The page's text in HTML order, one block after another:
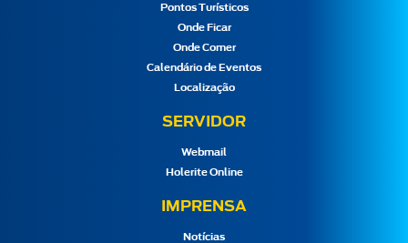
Pontos Turísticos
Onde Ficar
Onde Comer
Calendário de Eventos
Localização
SERVIDOR
Webmail
Holerite Online
IMPRENSA
Notícias